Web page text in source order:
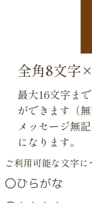
全角8文字
最大16文字ま
ができます（無
メッセージ無
になります。
ご利用可能な文字に
〇ひらがな